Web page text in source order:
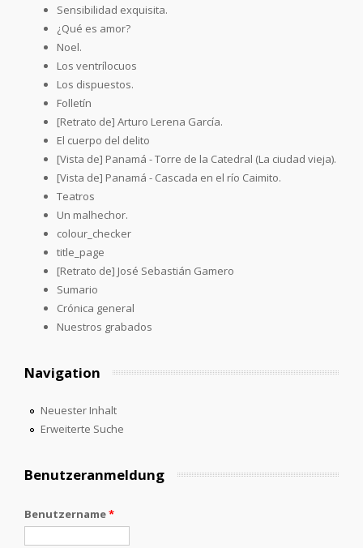
Sensibilidad exquisita.
¿Qué es amor?
Noel.
Los ventrílocuos
Los dispuestos.
Folletín
[Retrato de] Arturo Lerena García.
El cuerpo del delito
[Vista de] Panamá - Torre de la Catedral (La ciudad vieja).
[Vista de] Panamá - Cascada en el río Caimito.
Teatros
Un malhechor.
colour_checker
title_page
[Retrato de] José Sebastián Gamero
Sumario
Crónica general
Nuestros grabados
Navigation
Neuester Inhalt
Erweiterte Suche
Benutzeranmeldung
Benutzername*